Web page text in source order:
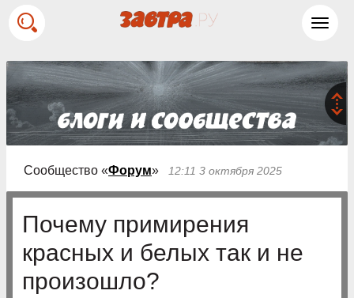
Сообщество «Форум» 12:11 3 октября 2025
Почему примирения
красных и белых так и не
произошло?